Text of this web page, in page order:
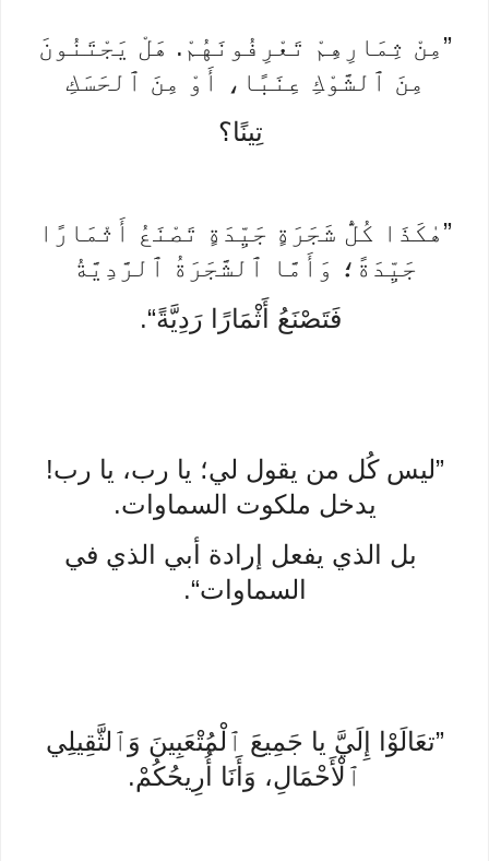
”مِنْ ثِمَارِهِمْ تَعْرِفُونَهُمْ. هَلْ يَجْتَنُونَ
مِنَ ٱلشَّوْكِ عِنَبًا، أَوْ مِنَ ٱلحَسَكِ
تِينًا؟
”هٰكَذَا كُلُّ شَجَرَةٍ جَيِّدَةٍ تَصْنَعُ أَثْمَارًا
جَيِّدَةً؛ وَأَمَّا ٱلشَّجَرَةُ ٱلرَّدِيَّةُ
فَتَصْنَعُ أَثْمَارًا رَدِيَّةً“.
”ليس كُل من يقول لي؛ يا رب، يا رب!
يدخل ملكوت السماوات.
بل الذي يفعل إرادة أبي الذي في
السماوات“.
”تعَالَوْا إِلَيَّ يا جَمِيعَ ٱلْمُتْعَبِينَ وَٱلثَّقِيلِي
ٱلْأَحْمَالِ، وَأَنَا أُرِيحُكُمْ.